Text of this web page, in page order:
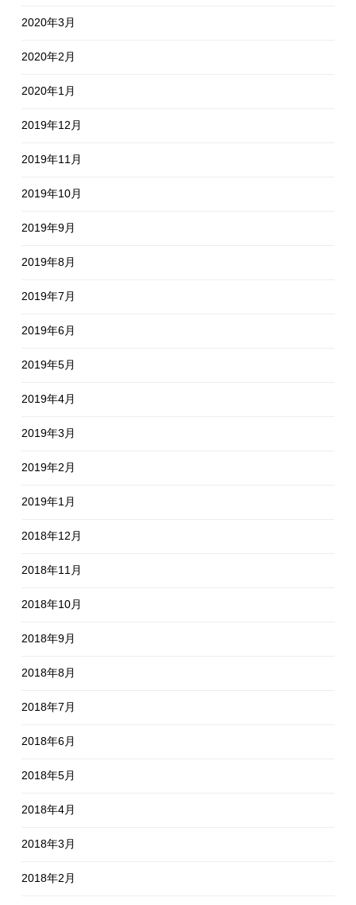
2020年3月
2020年2月
2020年1月
2019年12月
2019年11月
2019年10月
2019年9月
2019年8月
2019年7月
2019年6月
2019年5月
2019年4月
2019年3月
2019年2月
2019年1月
2018年12月
2018年11月
2018年10月
2018年9月
2018年8月
2018年7月
2018年6月
2018年5月
2018年4月
2018年3月
2018年2月